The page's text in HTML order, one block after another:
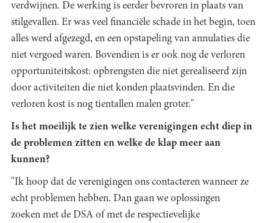
verdwijnen. De werking is eerder bevroren in plaats van
stilgevallen. Er was veel financiële schade in het begin, toen
alles werd afgezegd, en een opstapeling van annulaties die
niet vergoed waren. Bovendien is er ook nog de verloren
opportuniteitskost: opbrengsten die niet gerealiseerd zijn
door activiteiten die niet konden plaatsvinden. En die
verloren kost is nog tientallen malen groter."
Is het moeilijk te zien welke verenigingen echt diep in
de problemen zitten en welke de klap meer aan
kunnen?
"Ik hoop dat de verenigingen ons contacteren wanneer ze
echt problemen hebben. Dan gaan we oplossingen
zoeken met de DSA of met de respectievelijke